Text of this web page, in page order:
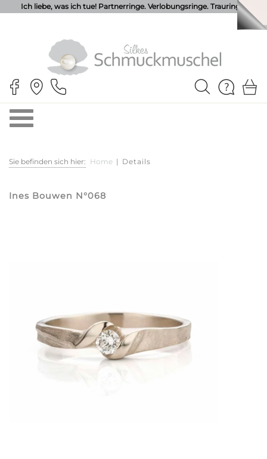
Ich liebe, was ich tue! Partnerringe. Verlobungsringe. Trauringe.
Sie befinden sich hier: Home | Details
Ines Bouwen N°068